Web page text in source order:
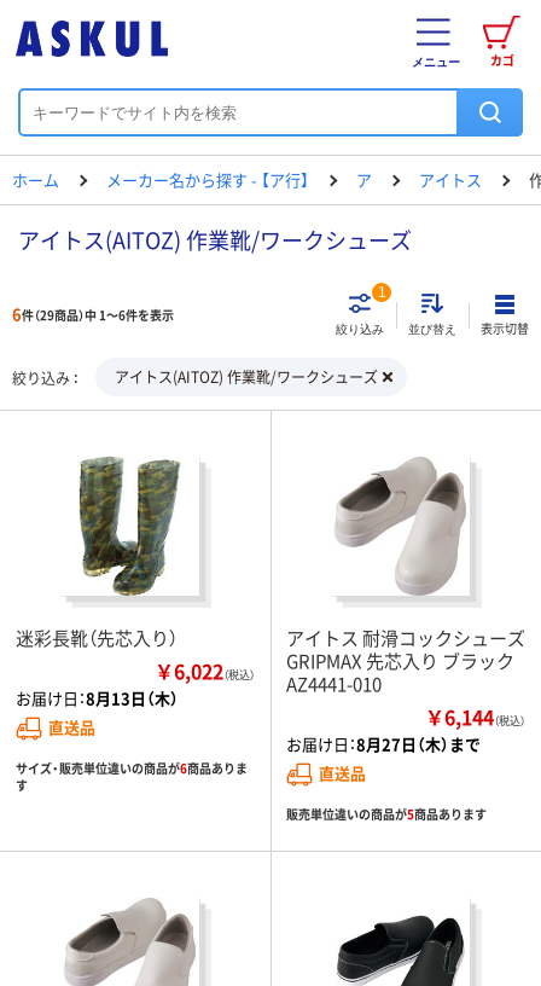
カゴ
メニュー
ホーム メーカー名から探す - 【ア行】 ア アイトス
アイトス(AITOZ) 作業靴/ワークシューズ
6件（29商品）中 1～6件を表示
絞り込み
1
並び替え 表示切替
絞り込み アイトス(AITOZ) 作業靴/ワークシューズ
迷彩長靴（先芯入り）
￥6,022（税込）
お届け日：8月13日（木）
直送品
サイズ・販売単位違いの商品が6商品ありま
す
アイトス 耐滑コックシューズ
GRIPMAX 先芯入り ブラック
AZ4441-010
￥6,144（税込）
お届け日：8月27日（木）まで
直送品
販売単位違いの商品が5商品あります